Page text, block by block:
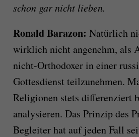
schon gar nicht lieben.
Ronald Barazon: Natürlich
wirklich nicht angenehm, als
nicht-Orthodoxer in einer
Gottesdienst teilzunehmen.
Religionen stets differenziert
analysieren. Das Prinzip des
Begleiter hat auf jeden Fall